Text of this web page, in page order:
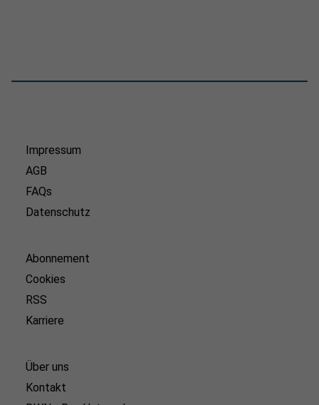
Impressum
AGB
FAQs
Datenschutz
Abonnement
Cookies
RSS
Karriere
Über uns
Kontakt